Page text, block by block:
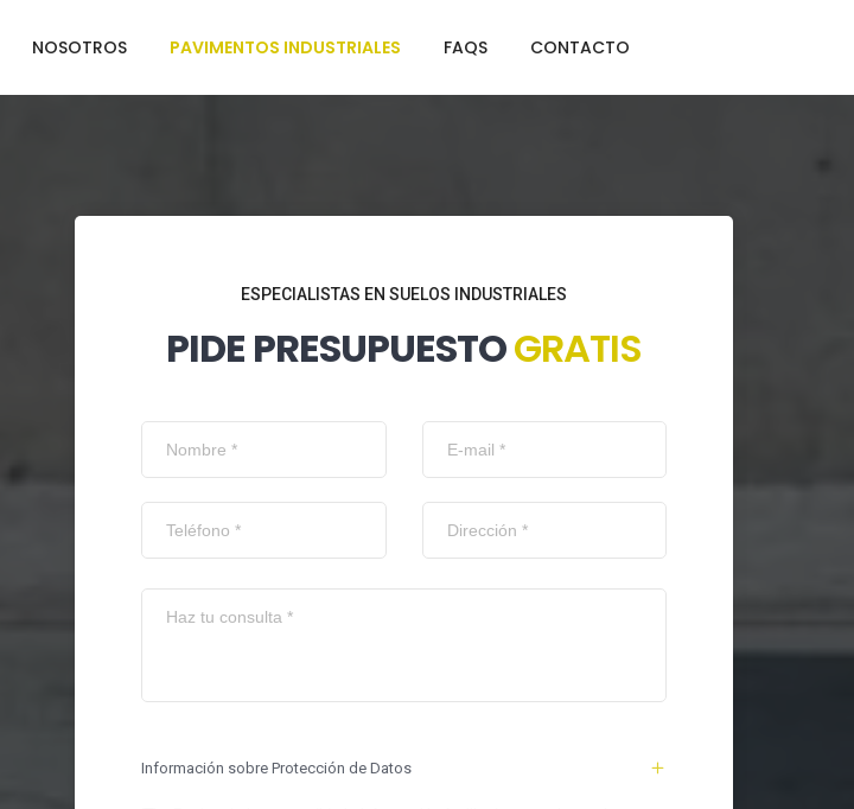
NOSOTROS PAVIMENTOS INDUSTRIALES FAQS CONTACTO
ESPECIALISTAS EN SUELOS INDUSTRIALES
PIDE PRESUPUESTOGRATIS
Información sobre Protección de Datos